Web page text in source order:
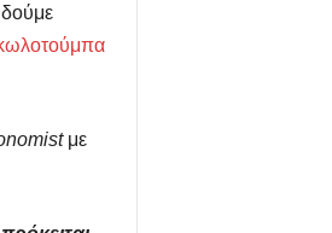
δούμε
με